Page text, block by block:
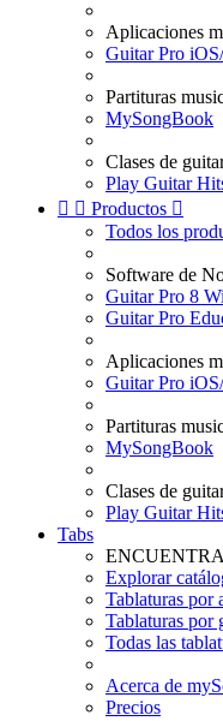
Aplicaciones
Guitar Pro
Partituras
MySongBook
Clases de
Play Guitar
  Productos 
Todos los
Software de
Guitar Pro 8
Guitar Pro
Aplicaciones
Guitar Pro
Partituras
MySongBook
Clases de
Play Guitar
Tabs
Explorar
Tablaturas por
Tablaturas por
Todas las
Acerca de
Precios